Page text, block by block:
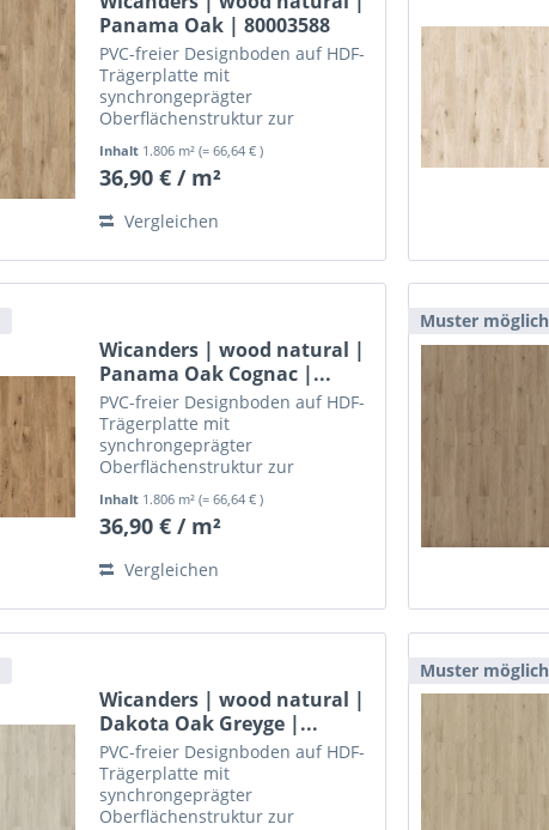
Panama Oak | 80003588
PVC-freier Designboden auf HDF-
Trägerplatte mit
synchrongeprägter
Oberflächenstruktur zur
Verlegung.
Inhalt 1.806 m²(= 66,64 € )
36,90 € / m²
Vergleichen
Wicanders | wood natural |
Panama Oak Cognac |...
PVC-freier Designboden auf HDF-
Trägerplatte mit
synchrongeprägter
Oberflächenstruktur zur
Verlegung.
Inhalt 1.806 m²(= 66,64 € )
36,90 € / m²
Vergleichen
Muster möglich
Wicanders | wood natural |
Dakota Oak Greyge |...
PVC-freier Designboden auf HDF-
Trägerplatte mit
synchrongeprägter
Oberflächenstruktur zur
Muster möglich